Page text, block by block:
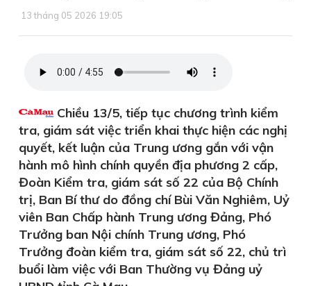
13 tháng 05 2026 19:05
Chiều 13/5, tiếp tục chương trình kiểm
tra, giám sát việc triển khai thực hiện các nghị
quyết, kết luận của Trung ương gắn với vận
hành mô hình chính quyền địa phương 2 cấp,
Đoàn Kiểm tra, giám sát số 22 của Bộ Chính
trị, Ban Bí thư do đồng chí Bùi Văn Nghiêm, Uỷ
viên Ban Chấp hành Trung ương Đảng, Phó
Trưởng ban Nội chính Trung ương, Phó
Trưởng đoàn kiểm tra, giám sát số 22, chủ trì
buổi làm việc với Ban Thường vụ Đảng uỷ